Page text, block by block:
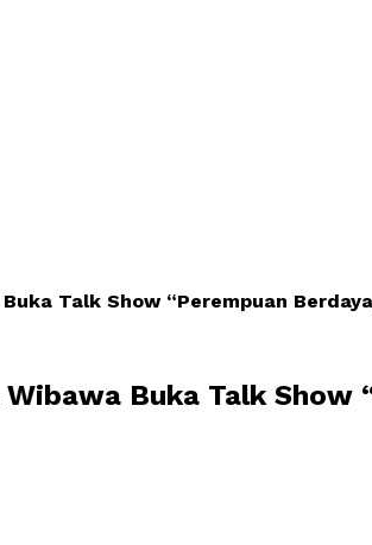
Talk Show “Perempuan
Buka Talk Show